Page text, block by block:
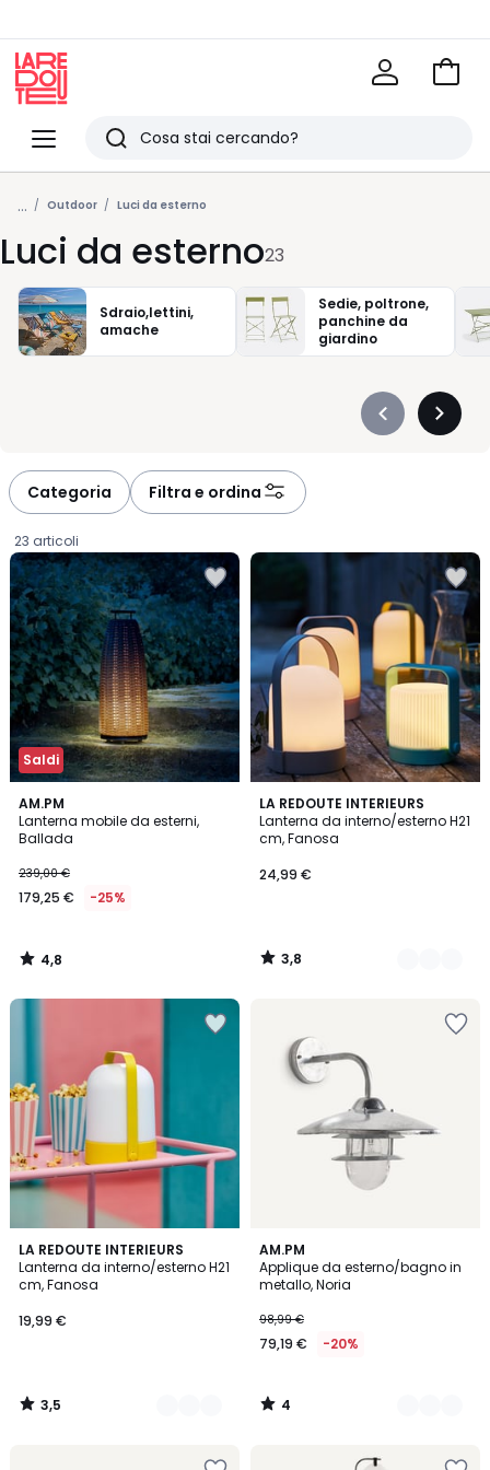
Menu
Redoute
Ricerca
Ultimi
articoli
visti
Vai
... Outdoor Luci da esterno
Luci da esterno23
Sdraio,lettini,
amache
Sedie, poltrone,
panchine da
giardino
Précédent
Categoria Filtra e ordina
23 articoli
Saldi
AM.PM
Lanterna mobile da esterni,
Ballada
€
Invece
239,00
€
239,00 €
179,25 € -25%
4,8
/ 5
4,8
/
LA REDOUTE INTERIEURS
Lanterna da interno/esterno H21
cm, Fanosa
24,99 €
3,8
/ 5
4
Colori
3,8
/
LA REDOUTE INTERIEURS
Lanterna da interno/esterno H21
cm, Fanosa
19,99 €
3,5
/ 5
3
Colori
3,5
/
AM.PM
Applique da esterno/bagno in
metallo, Noria
98,99 €
79,19 € -20%
4
/
5
2
Colori
4
/